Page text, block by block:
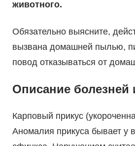
животного.
Обязательно выясните,
вызвана домашней пылью,
повод отказываться от
Описание болезней
Карповый прикус
Аномалия прикуса бывает у